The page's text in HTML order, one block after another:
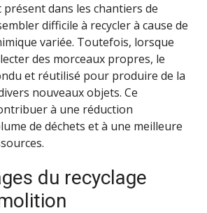
présent dans les chantiers de
difficile à recycler à cause de
variée. Toutefois, lorsque
des morceaux propres, le
et réutilisé pour produire de la
nouveaux objets. Ce
à une réduction
de déchets et à une meilleure
du recyclage